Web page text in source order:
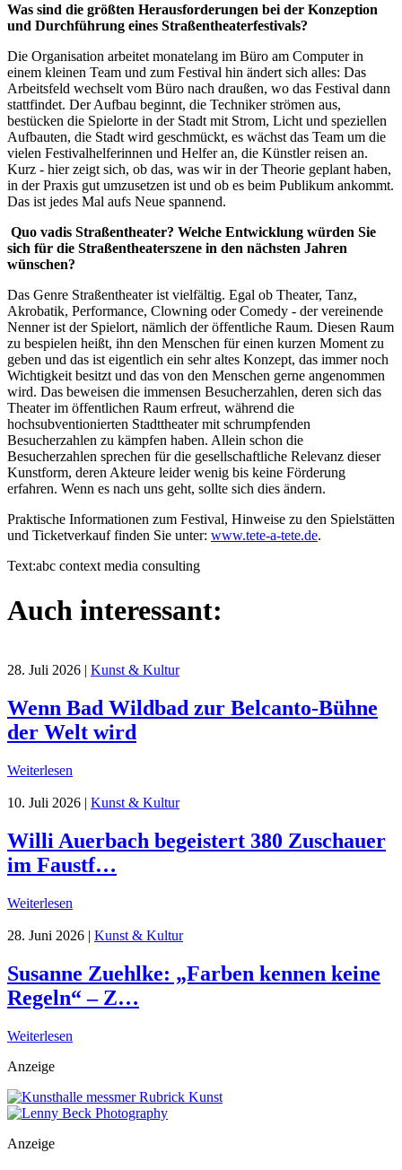
Was sind die größten Herausforderungen bei der Konzeption
und Durchführung eines Straßentheaterfestivals?
Die Organisation arbeitet monatelang im Büro am Computer in
einem kleinen Team und zum Festival hin ändert sich alles: Das
Arbeitsfeld wechselt vom Büro nach draußen, wo das Festival dann
stattfindet. Der Aufbau beginnt, die Techniker strömen aus,
bestücken die Spielorte in der Stadt mit Strom, Licht und speziellen
Aufbauten, die Stadt wird geschmückt, es wächst das Team um die
vielen Festivalhelferinnen und Helfer an, die Künstler reisen an.
Kurz - hier zeigt sich, ob das, was wir in der Theorie geplant haben,
in der Praxis gut umzusetzen ist und ob es beim Publikum ankommt.
Das ist jedes Mal aufs Neue spannend.
Quo vadis Straßentheater? Welche Entwicklung würden Sie
sich für die Straßentheaterszene in den nächsten Jahren
wünschen?
Das Genre Straßentheater ist vielfältig. Egal ob Theater, Tanz,
Akrobatik, Performance, Clowning oder Comedy - der vereinende
Nenner ist der Spielort, nämlich der öffentliche Raum. Diesen Raum
zu bespielen heißt, ihn den Menschen für einen kurzen Moment zu
geben und das ist eigentlich ein sehr altes Konzept, das immer noch
Wichtigkeit besitzt und das von den Menschen gerne angenommen
wird. Das beweisen die immensen Besucherzahlen, deren sich das
Theater im öffentlichen Raum erfreut, während die
hochsubventionierten Stadttheater mit schrumpfenden
Besucherzahlen zu kämpfen haben. Allein schon die
Besucherzahlen sprechen für die gesellschaftliche Relevanz dieser
Kunstform, deren Akteure leider wenig bis keine Förderung
erfahren. Wenn es nach uns geht, sollte sich dies ändern.
Praktische Informationen zum Festival, Hinweise zu den Spielstätten
und Ticketverkauf finden Sie unter: www.tete-a-tete.de.
Text:abc context media consulting
Auch interessant:
28. Juli 2026 | Kunst & Kultur
Wenn Bad Wildbad zur Belcanto-Bühne
der Welt wird
Weiterlesen
10. Juli 2026 | Kunst & Kultur
Willi Auerbach begeistert 380 Zuschauer
im Faustf…
Weiterlesen
28. Juni 2026 | Kunst & Kultur
Susanne Zuehlke: „Farben kennen keine
Regeln“ – Z…
Weiterlesen
Anzeige
Anzeige